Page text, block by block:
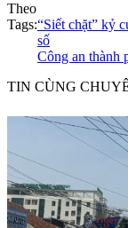
Theo
Tags:“Siết chặt” kỷ
số
Công an thành
TIN CÙNG